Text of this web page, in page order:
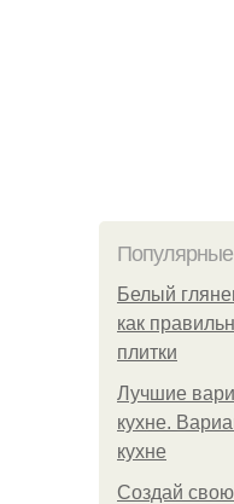
Белый
как
плитки
Лучшие
кухне.
кухне
Создай свою